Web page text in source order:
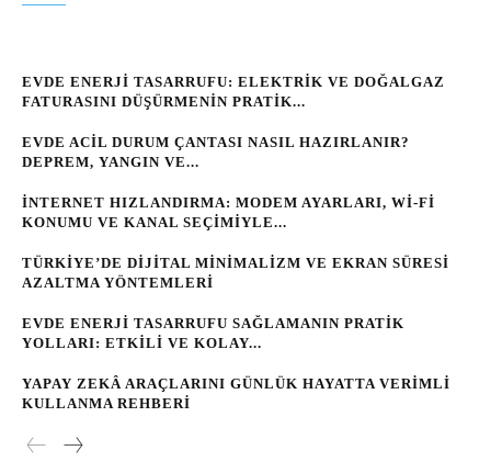
EVDE ENERJI TASARRUFU: ELEKTRIK VE DOĞALGAZ
FATURASINI DÜŞÜRMENIN PRATIK...
EVDE ACIL DURUM ÇANTASI NASIL HAZIRLANIR?
DEPREM, YANGIN VE...
İNTERNET HIZLANDIRMA: MODEM AYARLARI, WI‑FI
KONUMU VE KANAL SEÇIMIYLE...
TÜRKIYE’DE DIJITAL MINIMALIZM VE EKRAN SÜRESI
AZALTMA YÖNTEMLERI
EVDE ENERJI TASARRUFU SAĞLAMANIN PRATIK
YOLLARI: ETKILI VE KOLAY...
YAPAY ZEKÂ ARAÇLARINI GÜNLÜK HAYATTA VERIMLI
KULLANMA REHBERI